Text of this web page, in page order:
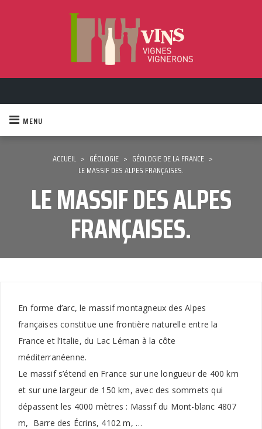
MENU
ACCUEIL > GÉOLOGIE > GÉOLOGIE DE LA FRANCE >
LE MASSIF DES ALPES FRANÇAISES.
LE MASSIF DES ALPES
FRANÇAISES.
En forme d’arc, le massif montagneux des Alpes
françaises constitue une frontière naturelle entre la
France et l’Italie, du Lac Léman à la côte
méditerranéenne.
Le massif s’étend en France sur une longueur de 400 km
et sur une largeur de 150 km, avec des sommets qui
dépassent les 4000 mètres : Massif du Mont-blanc 4807
m, Barre des Écrins, 4102 m, …